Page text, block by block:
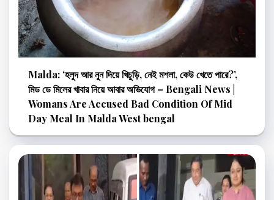
Malda: ‘হলুদ আর নুন দিয়ে খিচুড়ি, নেই মশলা, কেউ খেতে পারে?’,
মিড ডে মিলের খাবার নিয়ে আবার অভিযোগ – Bengali News |
Womans Are Accused Bad Condition Of Mid
Day Meal In Malda West bengal